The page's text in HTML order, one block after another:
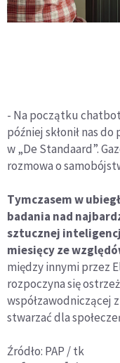
- Na początku
później skłonił nas
w „De Standaard”.
rozmowa o
Tymczasem w
badania nad
sztucznej
miesięcy ze
między innymi przez
rozpoczyna się
współzawodniczącej
stwarzać dla
Źródło: PAP / tk